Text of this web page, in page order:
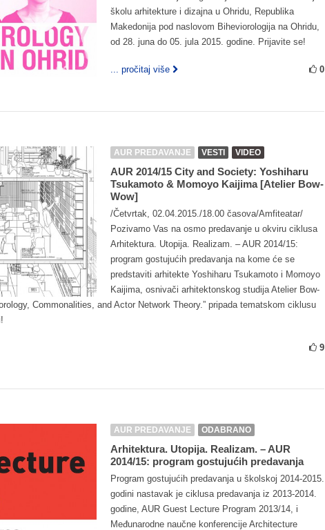
školu arhitekture i dizajna u Ohridu, Republika
Makedonija pod naslovom Biheviorologija na Ohridu,
od 28. juna do 05. jula 2015. godine. Prijavite se!
... pročitaj više 0
AUR PREDAVANJE VESTI VIDEO
AUR 2014/15 City and Society: Yoshiharu
Tsukamoto & Momoyo Kaijima [Atelier Bow-
Wow]
/Četvrtak, 02.04.2015./18.00 časova/Amfiteatar/
Pozivamo Vas na osmo predavanje u okviru ciklusa
Arhitektura. Utopija. Realizam. – AUR 2014/15:
program gostujućih predavanja na kome će se
predstaviti arhitekte Yoshiharu Tsukamoto i Momoyo
Kaijima, osnivači arhitektonskog studija Atelier Bow-
Commonalities, and Actor Network Theory.” pripada tematskom ciklusu
9
AUR PREDAVANJE ODABRANO
Arhitektura. Utopija. Realizam. – AUR
2014/15: program gostujućih predavanja
Program gostujućih predavanja u školskoj 2014-2015.
godini nastavak je ciklusa predavanja iz 2013-2014.
godine, AUR Guest Lecture Program 2013/14, i
Međunarodne naučne konferencije Architecture